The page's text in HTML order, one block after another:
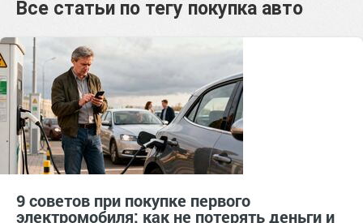
Все статьи по тегу покупка авто
9 советов при покупке первого
электромобиля: как не потерять деньги и